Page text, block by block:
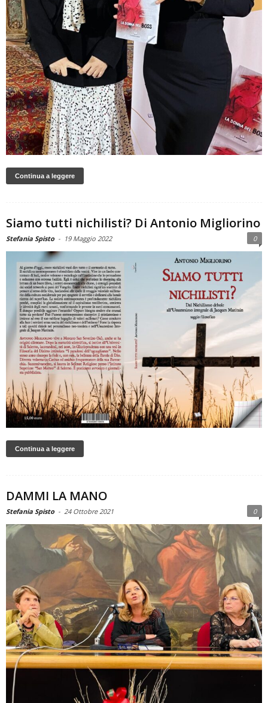
Continua a leggere
Siamo tutti nichilisti? Di Antonio Migliorino
Stefania Spisto - 19 Maggio 2022 0
Continua a leggere
DAMMI LA MANO
Stefania Spisto - 24 Ottobre 2021 0